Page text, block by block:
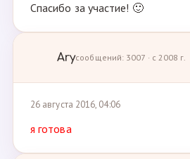
Спасибо за участие! 🙂
Aryсообщений: 3007 · с 2008 г.
26 августа 2016, 04:06
я готова